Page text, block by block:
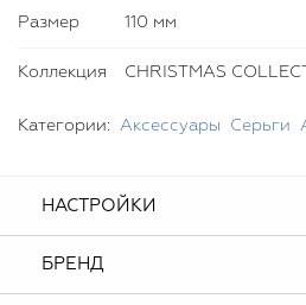
Размер 110 мм
Коллекция CHRISTMAS
Категории: Аксессуары Серьги
НАСТРОЙКИ
БРЕНД